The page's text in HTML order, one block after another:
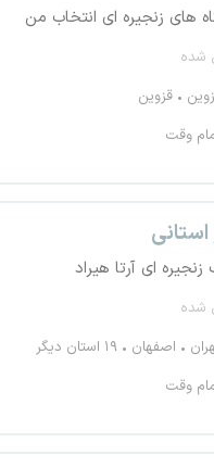
های زنجیره ای انتخاب من
شده
قزوین
وقت
ای آرتا هیراد
شده
اصفهان
۱۹ استان دیگر
وقت